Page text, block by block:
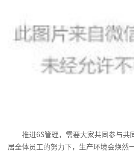
推进6S管理，需要大家共同参与共
居全体员工的努力下，生产环境会焕然